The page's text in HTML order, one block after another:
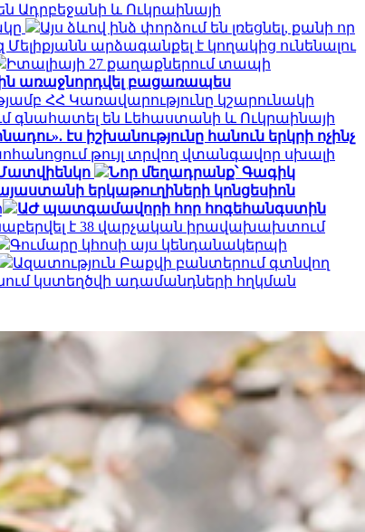
Ադրբեջանի և Ուկրաինայի
Այս ձևով ինձ փորձում են լռեցնել, քանի որ
արձագանքել է կողակից ունենալու
Իտալիայի 27 քաղաքներում տապի
առաջնորդվել բացառապես
ՀՀ Կառավարությունը կշարունակի
գնահատել են Լեհաստանի և Ուկրաինայի
էս իշխանությունը հանուն երկրի ոչինչ
թույլ տրվող վտանգավոր սխալի
Մատվիենկո
Նոր մեղադրանք՝ Գագիկ
երկաթուղիների կոնցեսիոն
ԱԺ պատգամավորի հոր հոգեհանգստին
է 38 վարչական իրավախախտում
Գումարը կհոսի այս կենդանակերպի
Ազատություն Բաքվի բանտերում գտնվող
կստեղծվի ադամանդների հղկման